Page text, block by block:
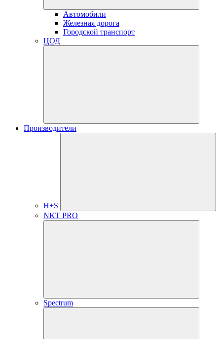
Автомобили
Железная дорога
Городской транспорт
ЦОД
Производители
H+S
NKT PRO
Spectrum